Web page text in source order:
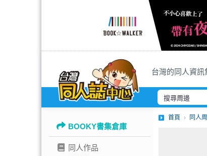
台灣的同人資
BOOKY書集倉庫
同人作品
首頁 同人